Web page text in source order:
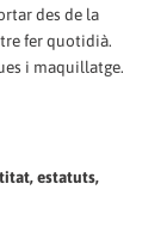
des de la
fer quotidià.
i maquillatge.
estatuts,